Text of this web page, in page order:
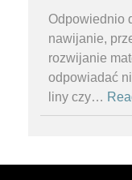
Odpowiednio
nawijanie,
rozwijanie
odpowiadać
liny czy…